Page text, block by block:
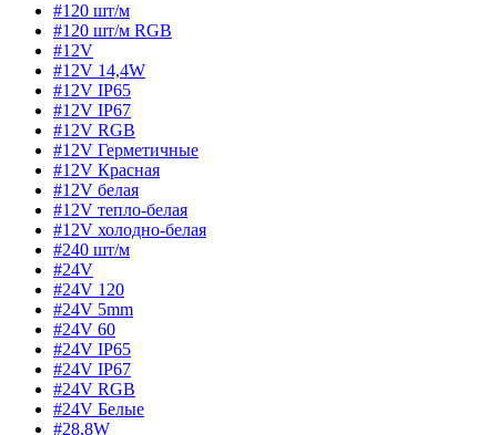
#120 шт/м
#120 шт/м RGB
#12V
#12V 14,4W
#12V IP65
#12V IP67
#12V RGB
#12V Герметичные
#12V Красная
#12V белая
#12V тепло-белая
#12V холодно-белая
#240 шт/м
#24V
#24V 120
#24V 5mm
#24V 60
#24V IP65
#24V IP67
#24V RGB
#24V Белые
#28,8W